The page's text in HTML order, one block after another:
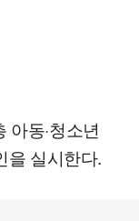
아동·청소년
을 실시한다.